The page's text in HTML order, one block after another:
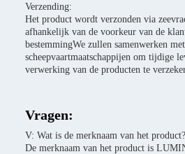
Verzending:
Het product wordt verzonden via
afhankelijk van de voorkeur van de
bestemmingWe zullen samenwerken
scheepvaartmaatschappijen om tijdige
verwerking van de producten te
Vragen:
V: Wat is de merknaam van het product?
De merknaam van het product is